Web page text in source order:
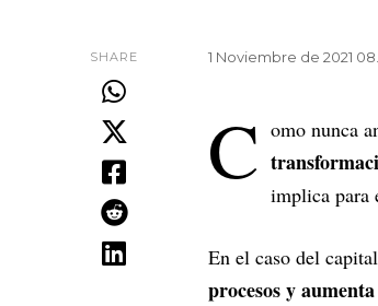
SHARE 1 Noviembre de 2021
C omo nunca
implica para
En el caso del
procesos y